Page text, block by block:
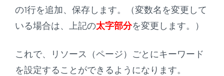
の1行を追加、保存します。（変数名を変更して
いる場合は、上記の太字部分を変更します。）
これで、リソース（ページ）ごとにキーワード
を設定することができるようになります。